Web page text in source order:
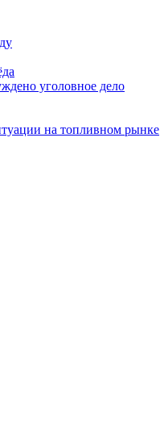
уголовное дело
на топливном рынке